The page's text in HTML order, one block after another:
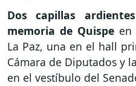
Dos capillas
memoria de Quispe en
La Paz, una en el hall
Cámara de Diputados y
en el vestíbulo del